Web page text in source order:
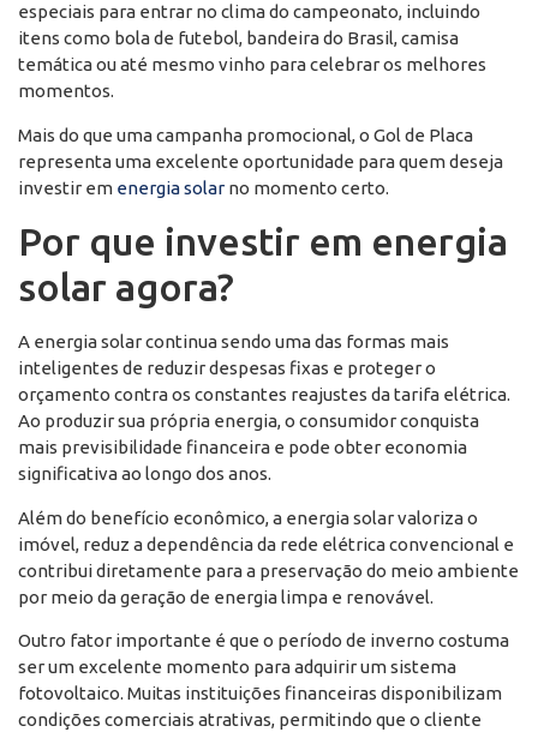
especiais para entrar no clima do campeonato, incluindo
itens como bola de futebol, bandeira do Brasil, camisa
temática ou até mesmo vinho para celebrar os melhores
momentos.
Mais do que uma campanha promocional, o Gol de Placa
representa uma excelente oportunidade para quem deseja
investir em energia solar no momento certo.
Por que investir em energia
solar agora?
A energia solar continua sendo uma das formas mais
inteligentes de reduzir despesas fixas e proteger o
orçamento contra os constantes reajustes da tarifa elétrica.
Ao produzir sua própria energia, o consumidor conquista
mais previsibilidade financeira e pode obter economia
significativa ao longo dos anos.
Além do benefício econômico, a energia solar valoriza o
imóvel, reduz a dependência da rede elétrica convencional e
contribui diretamente para a preservação do meio ambiente
por meio da geração de energia limpa e renovável.
Outro fator importante é que o período de inverno costuma
ser um excelente momento para adquirir um sistema
fotovoltaico. Muitas instituições financeiras disponibilizam
condições comerciais atrativas, permitindo que o cliente